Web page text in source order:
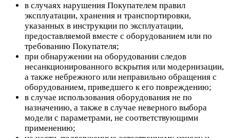
в случаях нарушения Покупателем правил
эксплуатации, хранения и транспортировки,
указанных в инструкции по эксплуатации,
предоставляемой вместе с оборудованием или по
требованию Покупателя;
при обнаружении на оборудовании следов
несанкционированного вскрытия или модернизации,
а также небрежного или неправильно обращения с
оборудованием, приведшего к его повреждению;
в случае использования оборудования не по
назначению, а также в случае неверного выбора
модели с параметрами, не соответствующими
применению;